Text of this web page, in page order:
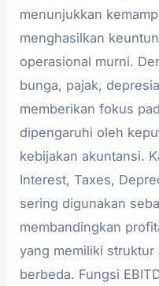
menunjukkan
menghasilkan
operasional murni.
bunga, pajak,
memberikan fokus
dipengaruhi oleh
kebijakan akuntansi.
Interest, Taxes,
sering digunakan
membandingkan
yang memiliki
berbeda. Fungsi